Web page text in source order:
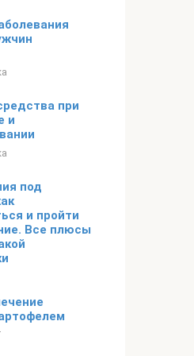
при
и
под
и пройти
Все плюсы